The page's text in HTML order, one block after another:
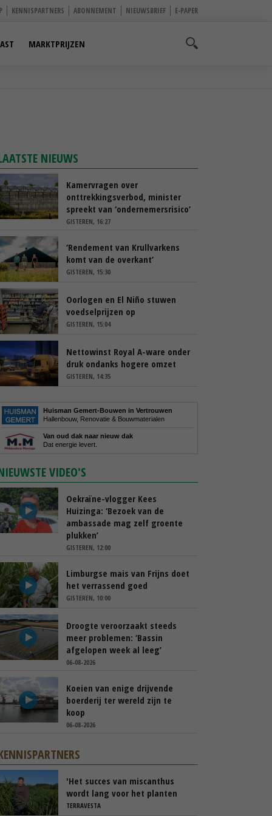
KENNISPARTNERS ABONNEMENT NIEUWSBRIEF E-PAPER
MARKTPRIJZEN
NIEUWS
Kamervragen over
onttrekkingsverbod, minister
spreekt van ‘ondernemersrisico’
GISTEREN, 16:27
‘Rendement van Krullvarkens
komt van de overkant’
GISTEREN, 15:30
Oorlogen en El Niño stuwen
voedselprijzen op
GISTEREN, 15:04
Nettowinst Royal A-ware onder
druk ondanks hogere omzet
GISTEREN, 14:35
Huisman Gemert-Bouwen in Vertrouwen
Hallenbouw, Renovatie & Bouwmaterialen
Van oud dak naar nieuw dak
Dat energie levert.
VIDEO'S
Oekraïne-vlogger Kees
Huizinga: ‘Bezoek van de
ambassade mag zelf groente
plukken’
GISTEREN, 12:00
Limburgse mais van Frijns doet
het verrassend goed
GISTEREN, 10:00
Droogte veroorzaakt steeds
meer problemen: ‘Bassin
afgelopen week al leeg’
06-08-2026
Koeien van enige drijvende
boerderij ter wereld zijn te
koop
06-08-2026
'Het succes van miscanthus
wordt lang voor het planten
beslist'
TERRAVESTA